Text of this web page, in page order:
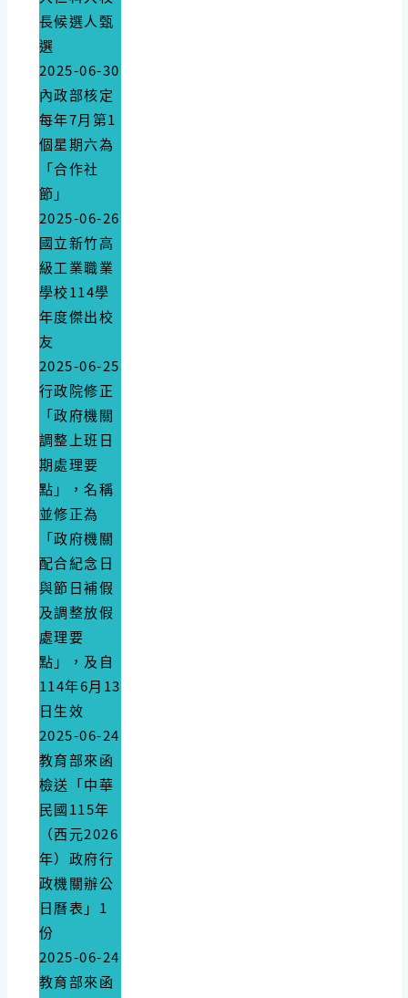
長候選人甄
選
2025-06-30
內政部核定
每年7月第1
個星期六為
「合作社
節」
2025-06-26
國立新竹高
級工業職業
學校114學
年度傑出校
友
2025-06-25
行政院修正
「政府機關
調整上班日
期處理要
點」，名稱
並修正為
「政府機關
配合紀念日
與節日補假
及調整放假
處理要
點」，及自
114年6月13
日生效
2025-06-24
教育部來函
檢送「中華
民國115年
（西元2026
年）政府行
政機關辦公
日曆表」1
份
2025-06-24
教育部來函